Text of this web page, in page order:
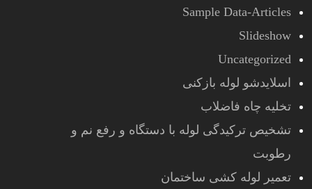
Sample Data-Articles
Slideshow
Uncategorized
اسلایدشو لوله بازکنی
تخلیه چاه فاضلاب
تشخیص ترکیدگی لوله با دستگاه و رفع نم و
رطوبت
تعمیر لوله کشی ساختمان